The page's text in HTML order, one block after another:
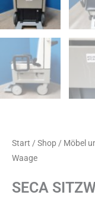
Start / Shop / Möbel
Waage
SECA